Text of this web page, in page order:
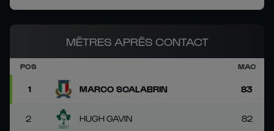
MÈTRES APRÈS CONTACT
POS MAC
1 MARCO SCALABRIN 83
2 HUGH GAVIN 82